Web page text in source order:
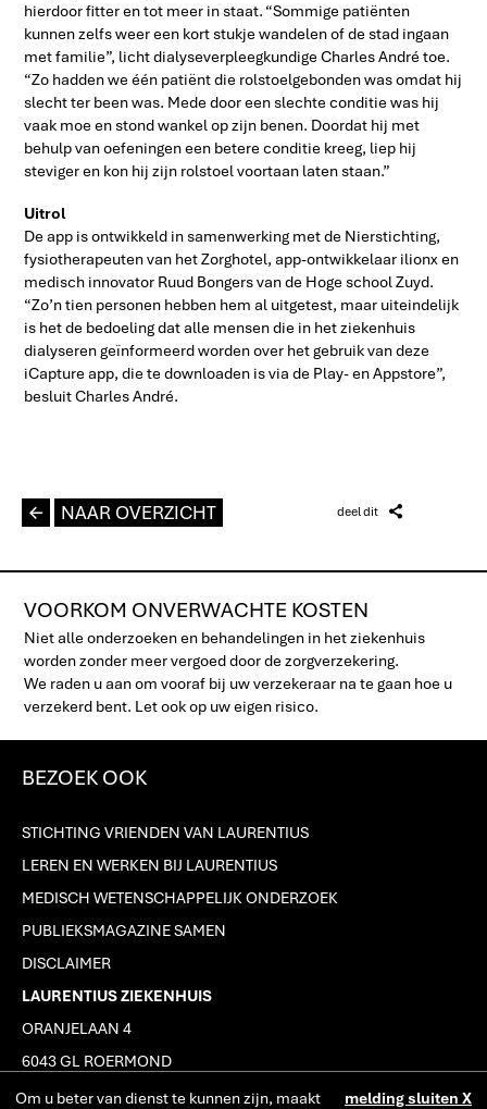
hierdoor fitter en tot meer in staat. “Sommige patiënten
kunnen zelfs weer een kort stukje wandelen of de stad ingaan
met familie”, licht dialyseverpleegkundige Charles André toe.
“Zo hadden we één patiënt die rolstoelgebonden was omdat hij
slecht ter been was. Mede door een slechte conditie was hij
vaak moe en stond wankel op zijn benen. Doordat hij met
behulp van oefeningen een betere conditie kreeg, liep hij
steviger en kon hij zijn rolstoel voortaan laten staan.”
Uitrol
De app is ontwikkeld in samenwerking met de Nierstichting,
fysiotherapeuten van het Zorghotel, app-ontwikkelaar ilionx en
medisch innovator Ruud Bongers van de Hoge school Zuyd.
“Zo’n tien personen hebben hem al uitgetest, maar uiteindelijk
is het de bedoeling dat alle mensen die in het ziekenhuis
dialyseren geïnformeerd worden over het gebruik van deze
iCapture app, die te downloaden is via de Play- en Appstore”,
besluit Charles André.
deel dit Z
L NAAR OVERZICHT
VOORKOM ONVERWACHTE KOSTEN
Niet alle onderzoeken en behandelingen in het ziekenhuis
worden zonder meer vergoed door de zorgverzekering.
We raden u aan om vooraf bij uw verzekeraar na te gaan hoe u
verzekerd bent. Let ook op uw eigen risico.
BEZOEK OOK
STICHTING VRIENDEN VAN LAURENTIUS
LEREN EN WERKEN BIJ LAURENTIUS
MEDISCH WETENSCHAPPELIJK ONDERZOEK
PUBLIEKSMAGAZINE SAMEN
DISCLAIMER
LAURENTIUS ZIEKENHUIS
ORANJELAAN 4
6043 GL ROERMOND
J(0475) 38 22 22 melding sluiten X
Om u beter van dienst te kunnen zijn, maakt